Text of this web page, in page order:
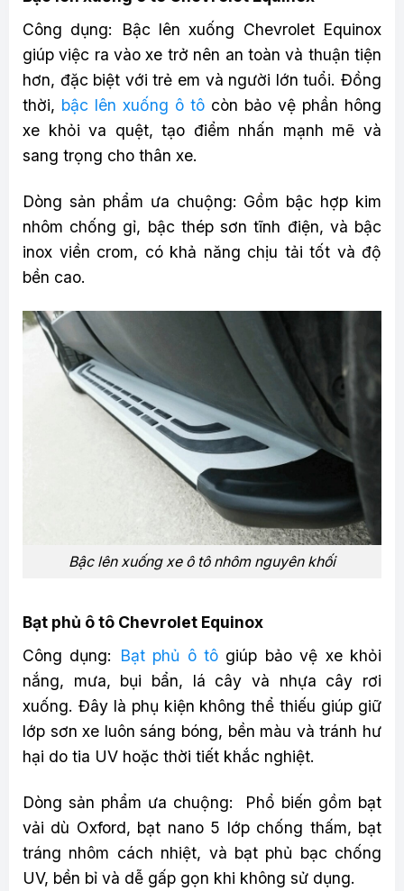
Công dụng: Bậc lên xuống Chevrolet Equinox
giúp việc ra vào xe trở nên an toàn và thuận tiện
hơn, đặc biệt với trẻ em và người lớn tuổi. Đồng
thời, bậc lên xuống ô tô còn bảo vệ phần hông
xe khỏi va quệt, tạo điểm nhấn mạnh mẽ và
sang trọng cho thân xe.
Dòng sản phẩm ưa chuộng: Gồm bậc hợp kim
nhôm chống gỉ, bậc thép sơn tĩnh điện, và bậc
inox viền crom, có khả năng chịu tải tốt và độ
bền cao.
Bậc lên xuống xe ô tô nhôm nguyên khối
Bạt phủ ô tô Chevrolet Equinox
Công dụng:
Bạt phủ ô tô giúp bảo vệ xe khỏi
nắng, mưa, bụi bẩn, lá cây và nhựa cây rơi
xuống. Đây là phụ kiện không thể thiếu giúp giữ
lớp sơn xe luôn sáng bóng, bền màu và tránh hư
hại do tia UV hoặc thời tiết khắc nghiệt.
Dòng sản phẩm ưa chuộng: Phổ biến gồm bạt
vải dù Oxford, bạt nano 5 lớp chống thấm, bạt
tráng nhôm cách nhiệt, và bạt phủ bạc chống
UV, bền bỉ và dễ gấp gọn khi không sử dụng.